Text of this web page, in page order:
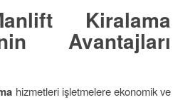
Kiralama
Avantajları
hizmetleri işletmelere ekonomik ve